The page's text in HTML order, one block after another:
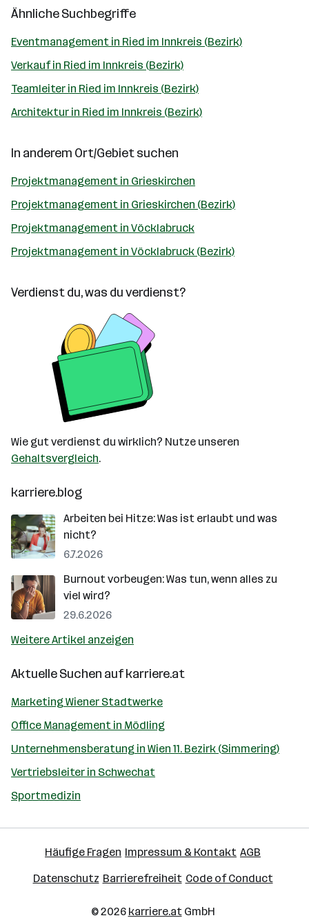
Ähnliche Suchbegriffe
Eventmanagement in Ried im Innkreis (Bezirk)
Verkauf in Ried im Innkreis (Bezirk)
Teamleiter in Ried im Innkreis (Bezirk)
Architektur in Ried im Innkreis (Bezirk)
In anderem Ort/Gebiet suchen
Projektmanagement in Grieskirchen
Projektmanagement in Grieskirchen (Bezirk)
Projektmanagement in Vöcklabruck
Projektmanagement in Vöcklabruck (Bezirk)
Verdienst du, was du verdienst?
Wie gut verdienst du wirklich? Nutze unseren
Gehaltsvergleich.
karriere.blog
Arbeiten bei Hitze: Was ist erlaubt und was
nicht?
6.7.2026
Burnout vorbeugen: Was tun, wenn alles zu
viel wird?
29.6.2026
Weitere Artikel anzeigen
Aktuelle Suchen aufkarriere.at
Marketing Wiener Stadtwerke
Office Management in Mödling
Unternehmensberatung in Wien 11. Bezirk (Simmering)
Vertriebsleiter in Schwechat
Sportmedizin
Häufige Fragen Impressum & Kontakt AGB
Datenschutz Barrierefreiheit Code of Conduct
© 2026 karriere.atGmbH